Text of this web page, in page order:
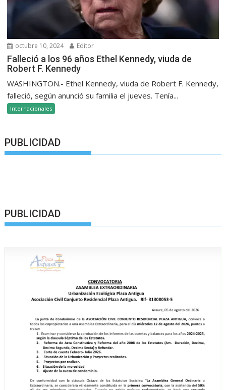
octubre 10, 2024 Editor
Falleció a los 96 años Ethel Kennedy, viuda de
Robert F. Kennedy
WASHINGTON.- Ethel Kennedy, viuda de Robert F. Kennedy,
falleció, según anunció su familia el jueves. Tenía...
Internacionales
PUBLICIDAD
PUBLICIDAD